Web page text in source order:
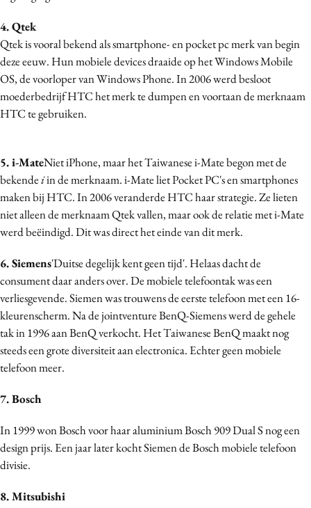
Reputatie & crisis
4. Qtek
Qtek is vooral bekend als smartphone- en pocket pc merk van begin
deze eeuw. Hun mobiele devices draaide op het Windows Mobile
OS, de voorloper van Windows Phone. In 2006 werd besloot
moederbedrijf HTC het merk te dumpen en voortaan de merknaam
HTC te gebruiken.
5. i-MateNiet iPhone, maar het Taiwanese i-Mate begon met de
bekendeiin de merknaam. i-Mate liet Pocket PC's en smartphones
maken bij HTC. In 2006 veranderde HTC haar strategie. Ze lieten
niet alleen de merknaam Qtek vallen, maar ook de relatie met i-Mate
werd beëindigd. Dit was direct het einde van dit merk.
6. Siemens'Duitse degelijk kent geen tijd'. Helaas dacht de
consument daar anders over. De mobiele telefoontak was een
verliesgevende. Siemen was trouwens de eerste telefoon met een 16-
kleurenscherm. Na de jointventure BenQ-Siemens werd de gehele
tak in 1996 aan BenQ verkocht. Het Taiwanese BenQ maakt nog
steeds een grote diversiteit aan electronica. Echter geen mobiele
telefoon meer.
7. Bosch
In 1999 won Bosch voor haar aluminium Bosch 909 Dual S nog een
design prijs. Een jaar later kocht Siemen de Bosch mobiele telefoon
divisie.
8. Mitsubishi